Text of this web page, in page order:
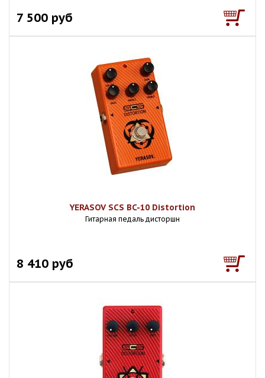
7 500 руб
YERASOV SCS BC-10 Distortion
Гитарная педаль дисторшн
8 410 руб